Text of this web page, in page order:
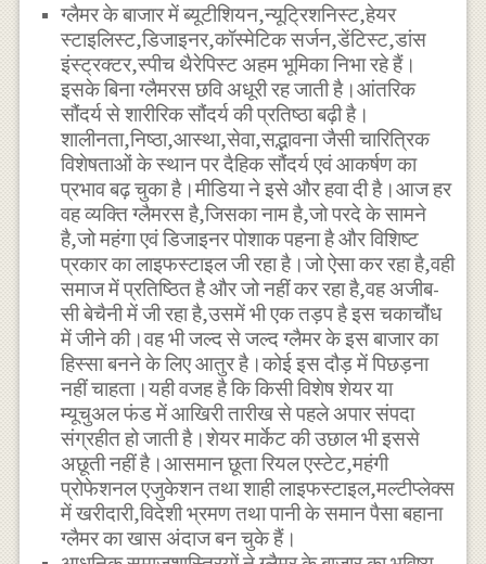
ग्लैमर के बाजार में ब्यूटीशियन,न्यूट्रिशनिस्ट,हेयर
स्टाइलिस्ट,डिजाइनर,कॉस्मेटिक सर्जन,डेंटिस्ट,डांस
इंस्ट्रक्टर,स्पीच थैरेपिस्ट अहम भूमिका निभा रहे हैं।
इसके बिना ग्लैमरस छवि अधूरी रह जाती है।आंतरिक
सौंदर्य से शारीरिक सौंदर्य की प्रतिष्ठा बढ़ी है।
शालीनता,निष्ठा,आस्था,सेवा,सद्भावना जैसी चारित्रिक
विशेषताओं के स्थान पर दैहिक सौंदर्य एवं आकर्षण का
प्रभाव बढ़ चुका है।मीडिया ने इसे और हवा दी है।आज हर
वह व्यक्ति ग्लैमरस है,जिसका नाम है,जो परदे के सामने
है,जो महंगा एवं डिजाइनर पोशाक पहना है और विशिष्ट
प्रकार का लाइफस्टाइल जी रहा है।जो ऐसा कर रहा है,वही
समाज में प्रतिष्ठित है और जो नहीं कर रहा है,वह अजीब-
सी बेचैनी में जी रहा है,उसमें भी एक तड़प है इस चकाचौंध
में जीने की।वह भी जल्द से जल्द ग्लैमर के इस बाजार का
हिस्सा बनने के लिए आतुर है।कोई इस दौड़ में पिछड़ना
नहीं चाहता।यही वजह है कि किसी विशेष शेयर या
म्यूचुअल फंड में आखिरी तारीख से पहले अपार संपदा
संग्रहीत हो जाती है।शेयर मार्केट की उछाल भी इससे
अछूती नहीं है।आसमान छूता रियल एस्टेट,महंगी
प्रोफेशनल एजुकेशन तथा शाही लाइफस्टाइल,मल्टीप्लेक्स
में खरीदारी,विदेशी भ्रमण तथा पानी के समान पैसा बहाना
ग्लैमर का खास अंदाज बन चुके हैं।